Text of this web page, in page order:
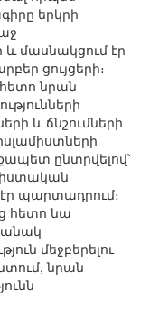
երկրի
և մասնակցում էր
ցույցերի։
նրան
և ճնշումների
ընտրվելով՝
պարտադրում։
հետո նա
մեջբերելու
նրան